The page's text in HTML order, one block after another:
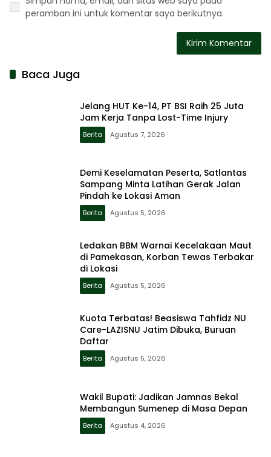
peramban ini untuk komentar saya berikutnya.
Baca Juga
Jelang HUT Ke-14, PT BSI Raih 25 Juta
Jam Kerja Tanpa Lost-Time Injury
Berita Agustus 7, 2026
Demi Keselamatan Peserta, Satlantas
Sampang Minta Latihan Gerak Jalan
Pindah ke Lokasi Aman
Berita Agustus 5, 2026
Ledakan BBM Warnai Kecelakaan Maut
di Pamekasan, Korban Tewas Terbakar
di Lokasi
Berita Agustus 5, 2026
Kuota Terbatas! Beasiswa Tahfidz NU
Care-LAZISNU Jatim Dibuka, Buruan
Daftar
Berita Agustus 5, 2026
Wakil Bupati: Jadikan Jamnas Bekal
Membangun Sumenep di Masa Depan
Berita Agustus 4, 2026